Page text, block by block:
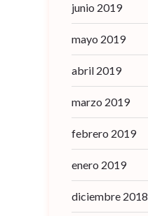
junio 2019
mayo 2019
abril 2019
marzo 2019
febrero 2019
enero 2019
diciembre 2018